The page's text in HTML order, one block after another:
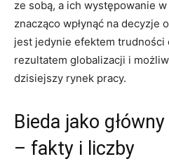
ze sobą, a ich występowanie
znacząco wpłynąć na decyzje
jest jedynie efektem trudności
rezultatem globalizacji i
dzisiejszy rynek pracy.
Bieda jako
– fakty i liczby